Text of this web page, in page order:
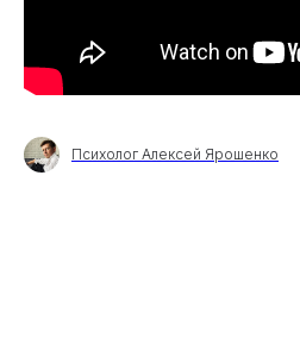
Психолог Алексей Ярошенко